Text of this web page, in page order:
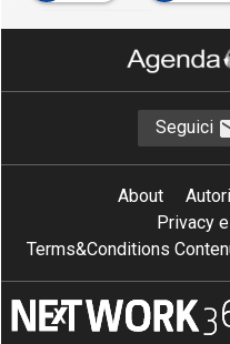
G governance
Seguici
About Autori
Privacy
Terms&Conditions